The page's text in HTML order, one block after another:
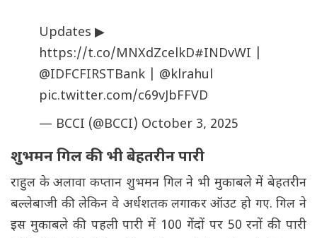
Updates ▶
https://t.co/MNXdZcelkD#INDvWI
@IDFCFIRSTBank
@klrahul
pic.twitter.com/c69vJbFFVD
— BCCI (@BCCI) October 3, 2025
शुभमन गिल की भी बेहतरीन पारी
राहुल के अलावा कप्तान शुभमन गिल ने भी मुकाबले में बेहतरीन
बल्लेबाजी की लेकिन वे अर्धशतक लगाकर ऑउट हो गए. गिल ने
इस मुकाबले की पहली पारी में 100 गेंदों पर 50 रनों की पारी